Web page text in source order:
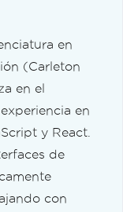
en
(Carleton
en el
en
y React.
de
con